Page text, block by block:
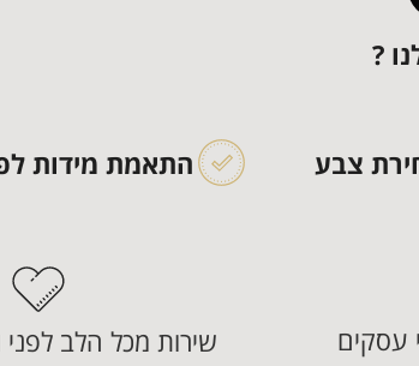
?
צבע התאמת מידות
שירות מכל הלב לפני